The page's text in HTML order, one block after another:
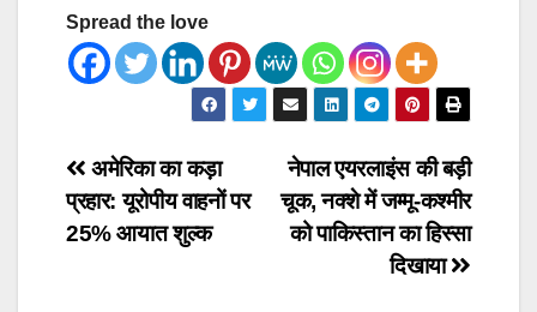
Spread the love
Post
navigation
नेपाल एयरलाइंस की बड़ी
चूक, नक्शे में जम्मू-कश्मीर
को पाकिस्तान का हिस्सा
दिखाया
अमेरिका का कड़ा
प्रहार: यूरोपीय वाहनों पर
25% आयात शुल्क